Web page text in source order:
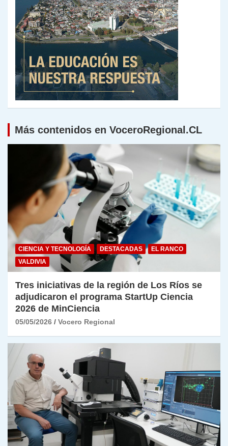
Más contenidos en VoceroRegional.CL
CIENCIA Y TECNOLOGÍA DESTACADAS
EL RANCO
VALDIVIA
Tres iniciativas de la región de Los Ríos se
adjudicaron el programa StartUp Ciencia
2026 de MinCiencia
05/05/2026 Vocero Regional